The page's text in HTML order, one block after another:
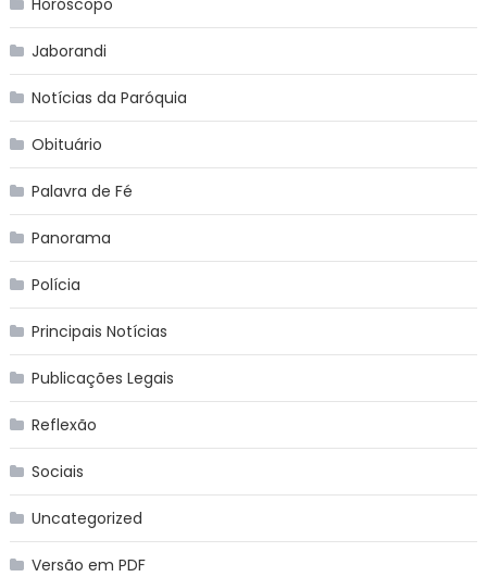
Jaborandi
Notícias da Paróquia
Obituário
Palavra de Fé
Panorama
Polícia
Principais Notícias
Publicações Legais
Reflexão
Sociais
Uncategorized
Versão em PDF